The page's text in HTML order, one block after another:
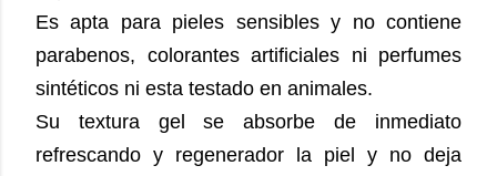
Es apta para pieles sensibles y no contiene
parabenos, colorantes artificiales ni perfumes
sintéticos ni esta testado en animales.
Su textura gel se absorbe de inmediato
refrescando y regenerador la piel y no deja